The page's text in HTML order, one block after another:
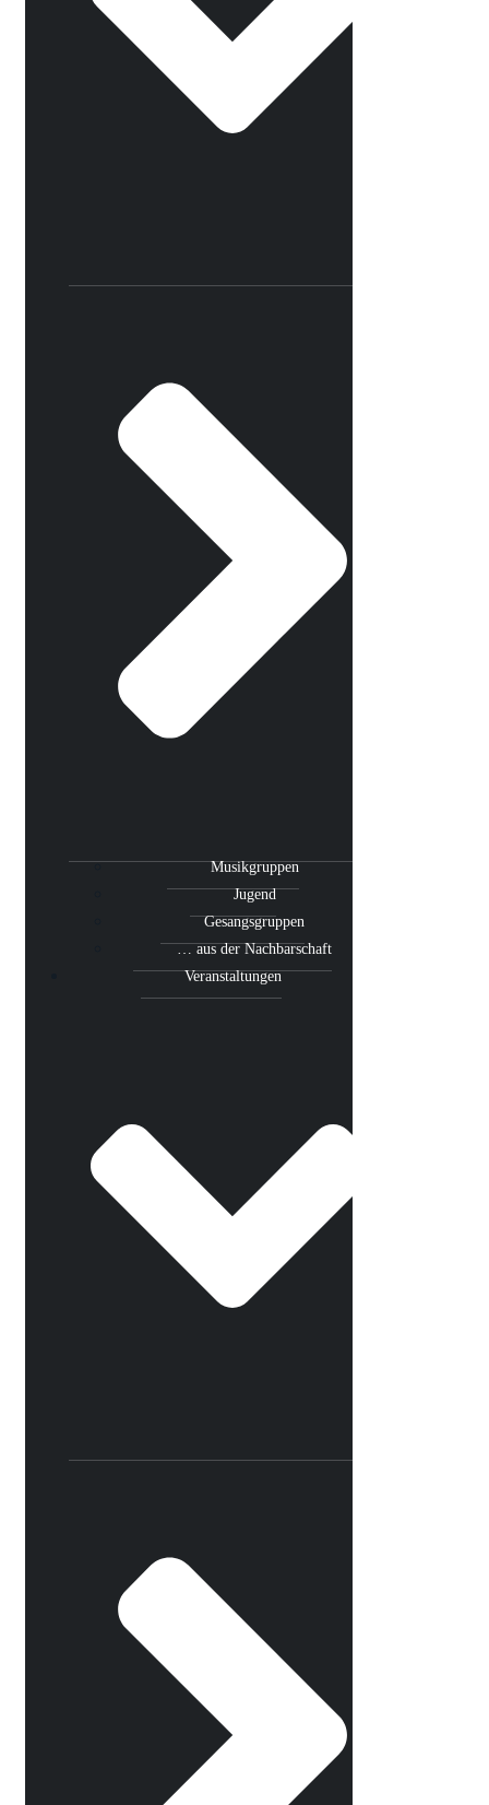
Musikgruppen
Jugend
Gesangsgruppen
… aus der Nachbarschaft
Veranstaltungen